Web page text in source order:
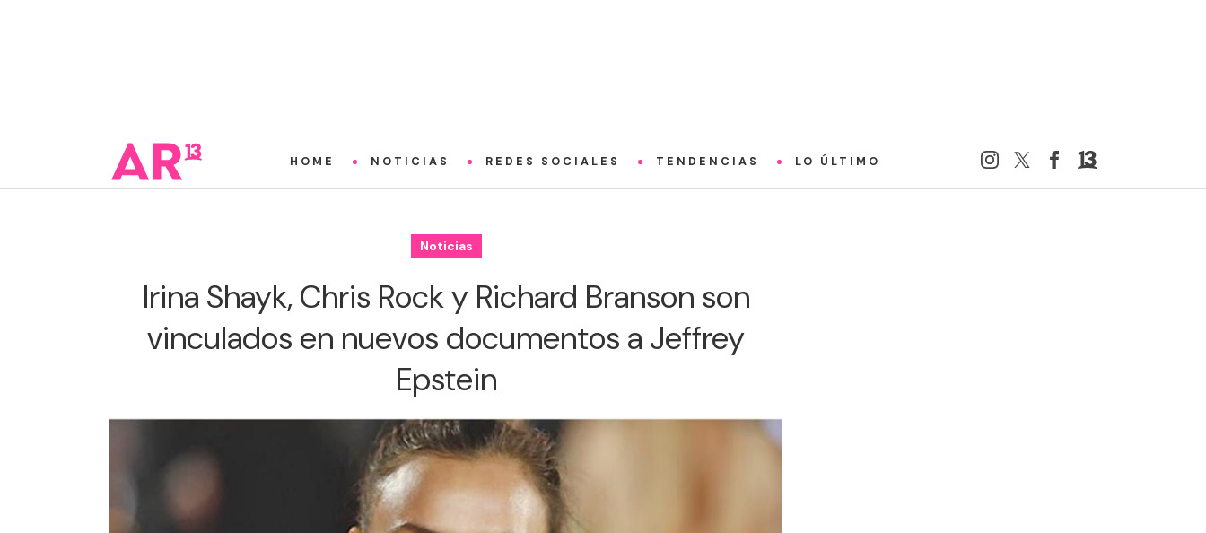
HOME NOTICIAS REDES SOCIALES TENDENCIAS LO ÚLTIMO
Noticias
Irina Shayk, Chris Rock y Richard Branson son
vinculados en nuevos documentos a Jeffrey
Epstein